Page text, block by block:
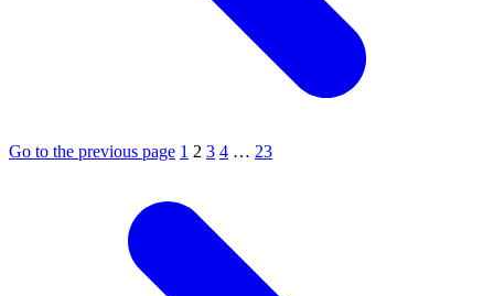
Go to the previous page 1 2 3 4 … 23